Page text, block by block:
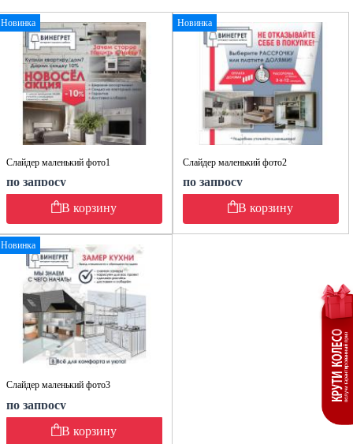
Новинка
Слайдер маленький фото1
по запросу
В корзину
Новинка
Слайдер маленький фото2
по запросу
В корзину
Новинка
Слайдер маленький фото3
по запросу
В корзину